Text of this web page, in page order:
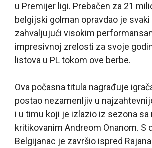
u Premijer ligi. Prebačen za 21
belgijski golman opravdao je svaki
zahvaljujući visokim
impresivnoj zrelosti za svoje
listova u PL tokom ove berbe.
Ova počasna titula nagrađuje
postao nezamenljiv u
i u timu koji je izlazio iz sezona sa
kritikovanim Andreom Onanom. S
Belgijanac je završio ispred